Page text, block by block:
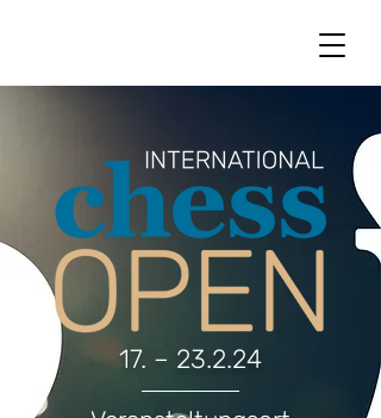
17. – 23.2.24